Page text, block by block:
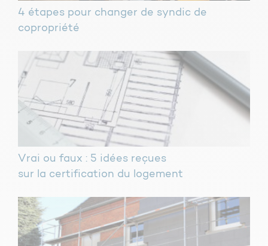
4 étapes pour changer de syndic de
copropriété
Vrai ou faux : 5 idées reçues
sur la certification du logement